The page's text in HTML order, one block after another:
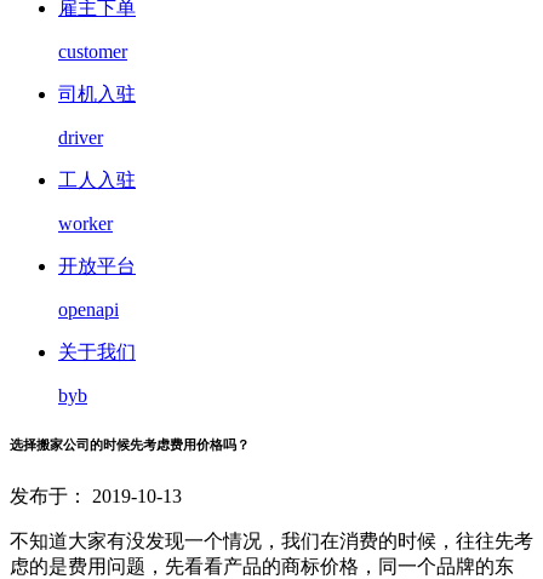
雇主下单
customer
司机入驻
driver
工人入驻
worker
开放平台
openapi
关于我们
byb
选择搬家公司的时候先考虑费用价格吗？
发布于： 2019-10-13
不知道大家有没发现一个情况，我们在消费的时候，往往先考
虑的是费用问题，先看看产品的商标价格，同一个品牌的东